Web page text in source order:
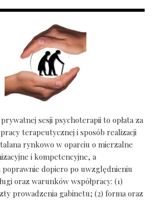
sesji psychoterapii to opłata za
terapeutycznej i sposób realizacji
rynkowo w oparciu o mierzalne
i kompetencyjne, a
dopiero po uwzględnieniu
oraz warunków współpracy: (1)
prowadzenia gabinetu; (2) forma oraz